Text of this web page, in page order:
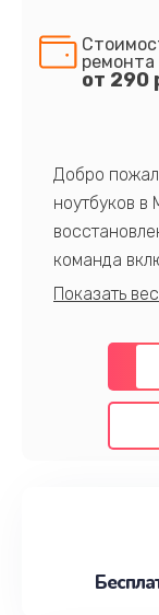
ремонта
от 290
Добро
ноутбуков
команда
предлагаем
также
наилучшим